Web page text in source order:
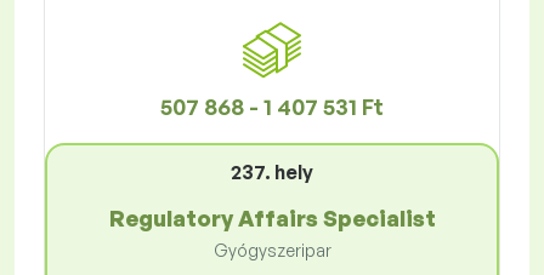
507 868 - 1 407 531 Ft
237. hely
Regulatory Affairs Specialist
Gyógyszeripar